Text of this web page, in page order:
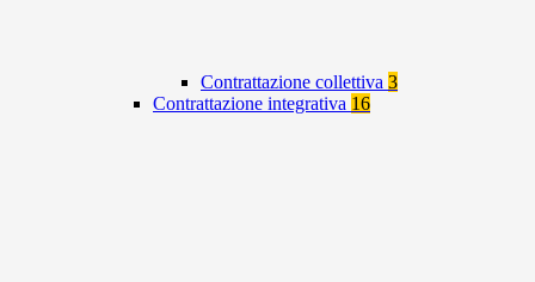
Contrattazione collettiva 3
Contrattazione integrativa 16